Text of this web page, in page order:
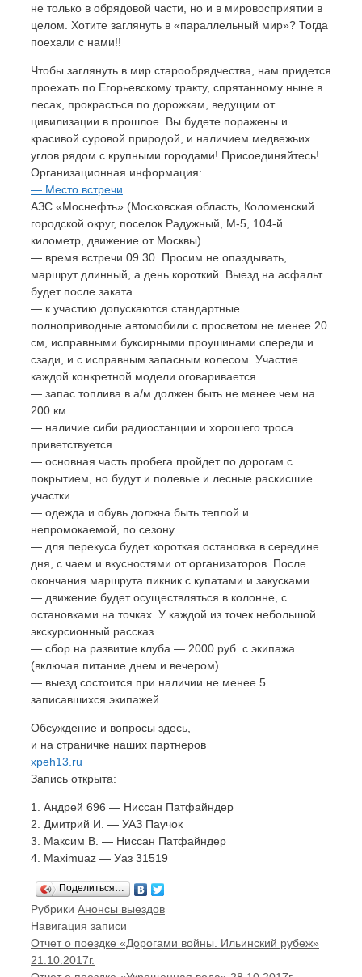
не только в обрядовой части, но и в мировосприятии в
целом. Хотите заглянуть в «параллельный мир»? Тогда
поехали с нами!!
Чтобы заглянуть в мир старообрядчества, нам придется
проехать по Егорьевскому тракту, спрятанному ныне в
лесах, прокрасться по дорожкам, ведущим от
цивилизации в прошлое. Вы будете поражены и
красивой суровой природой, и наличием медвежьих
углов рядом с крупными городами! Присоединяйтесь!
Организационная информация:
— Место встречи
АЗС «Моснефть» (Московская область, Коломенский
городской округ, поселок Радужный, М-5, 104-й
километр, движение от Москвы)
— время встречи 09.30. Просим не опаздывать,
маршрут длинный, а день короткий. Выезд на асфальт
будет после заката.
— к участию допускаются стандартные
полноприводные автомобили с просветом не менее 20
см, исправными буксирными проушинами спереди и
сзади, и с исправным запасным колесом. Участие
каждой конкретной модели оговаривается.
— запас топлива в а/м должен быть не менее чем на
200 км
— наличие сиби радиостанции и хорошего троса
приветствуется
— основная часть пробега пройдет по дорогам с
покрытием, но будут и полевые и лесные раскисшие
участки.
— одежда и обувь должна быть теплой и
непромокаемой, по сезону
— для перекуса будет короткая остановка в середине
дня, с чаем и вкусностями от организаторов. После
окончания маршрута пикник с купатами и закусками.
— движение будет осуществляться в колонне, с
остановками на точках. У каждой из точек небольшой
экскурсионный рассказ.
— сбор на развитие клуба — 2000 руб. с экипажа
(включая питание днем и вечером)
— выезд состоится при наличии не менее 5
записавшихся экипажей
Обсуждение и вопросы здесь,
и на страничке наших партнеров
xpeh13.ru
Запись открыта:
1. Андрей 696 — Ниссан Патфайндер
2. Дмитрий И. — УАЗ Паучок
3. Максим В. — Ниссан Патфайндер
4. Maximuaz — Уаз 31519
Поделиться…
Рубрики Анонсы выездов
Навигация записи
Отчет о поездке «Дорогами войны. Ильинский рубеж»
21.10.2017г.